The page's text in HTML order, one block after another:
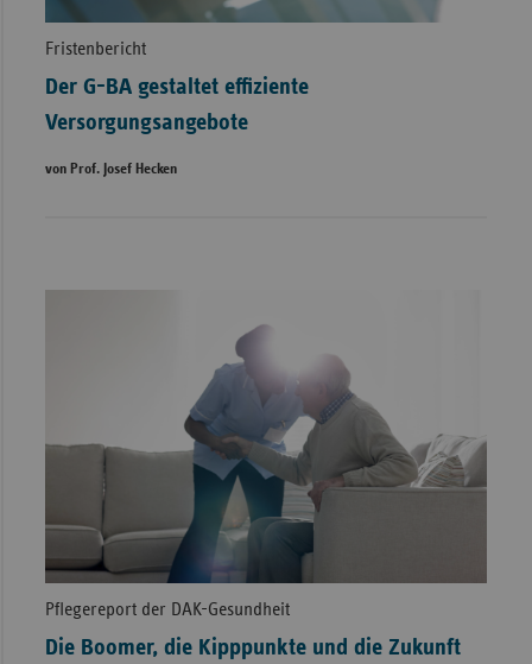
Fristenbericht
Der G-BA gestaltet effiziente
Versorgungsangebote
von Prof. Josef Hecken
Pflegereport der DAK-Gesundheit
Die Boomer, die Kipppunkte und die Zukunft